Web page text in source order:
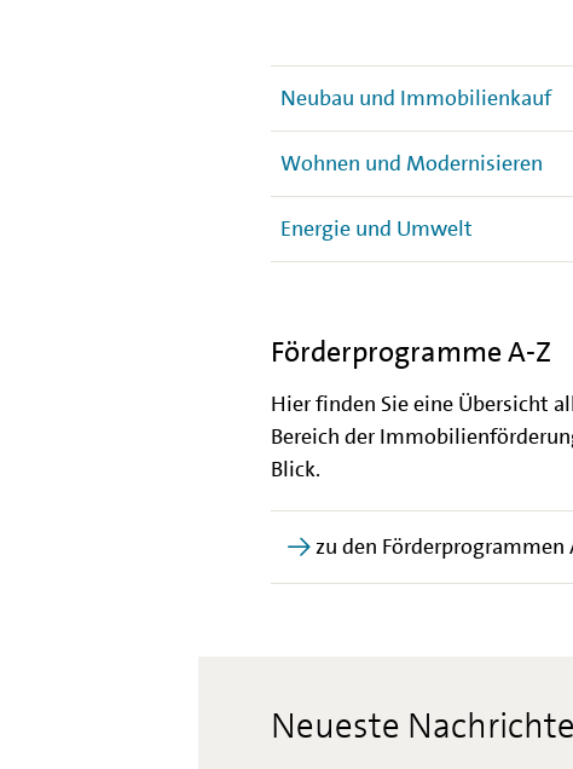
Neubau und Immobilienkauf
Wohnen und Modernisieren
Energie und Umwelt
Förderprogramme A-Z
Hier finden Sie eine Übersicht
Bereich der
Blick.
zu den Förderprogrammen
Neueste